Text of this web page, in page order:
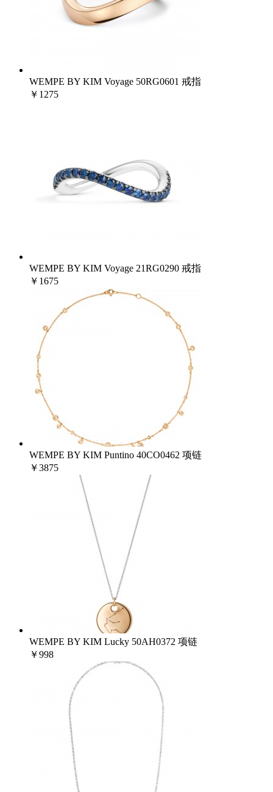
WEMPE BY KIM Voyage 50RG0601 戒指
￥1275
WEMPE BY KIM Voyage 21RG0290 戒指
￥1675
WEMPE BY KIM Puntino 40CO0462 项链
￥3875
WEMPE BY KIM Lucky 50AH0372 项链
￥998